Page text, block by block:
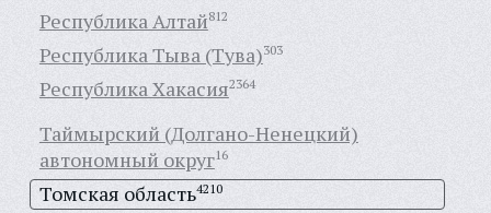
Республика Алтай812
Республика Тыва (Тува)303
Республика Хакасия2364
Таймырский (Долгано-Ненецкий)
автономный округ16
Томская область4210